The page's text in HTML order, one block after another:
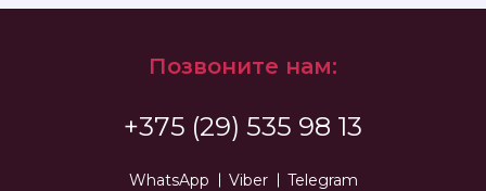
Позвоните нам:
+375 (29) 535 98 13
WhatsApp Viber Telegram